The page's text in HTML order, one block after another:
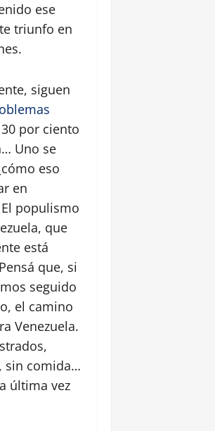
ese
triunfo en
siguen
por ciento
Uno se
eso
en
populismo
que
está
que, si
seguido
el camino
Venezuela.
sin comida…
última vez